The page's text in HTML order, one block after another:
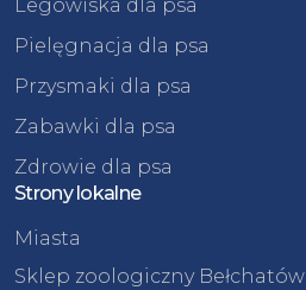
Legowiska dla psa
Pielęgnacja dla psa
Przysmaki dla psa
Zabawki dla psa
Zdrowie dla psa
Strony lokalne
Miasta
Sklep zoologiczny Bełchatów